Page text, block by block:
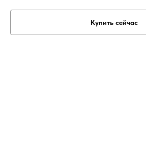
Купить сейчас